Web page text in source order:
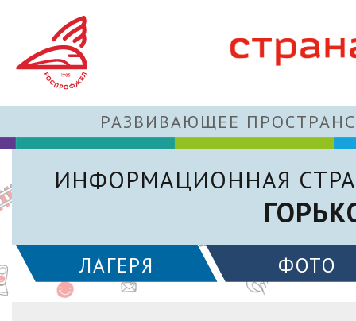
РАЗВИВАЮЩЕЕ
ИНФОРМАЦИОННАЯ
ЛАГЕРЯ ФОТО